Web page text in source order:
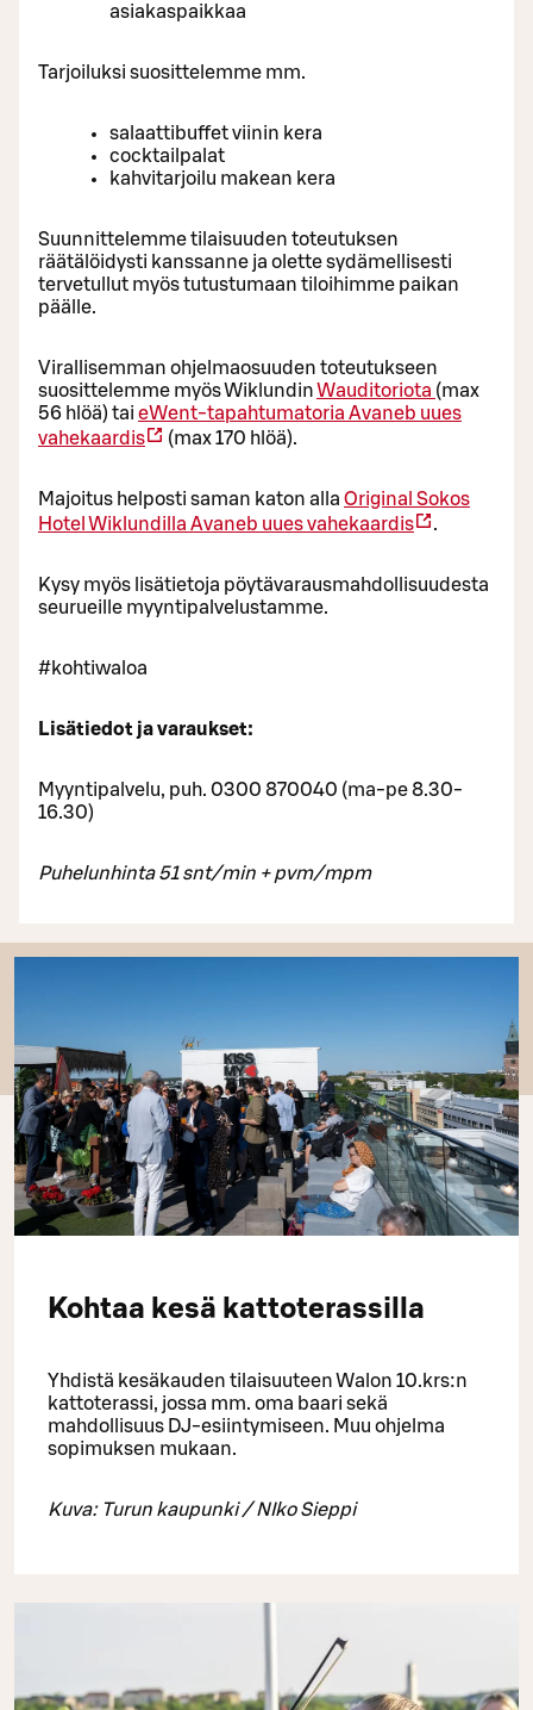
asiakaspaikkaa
Tarjoiluksi suosittelemme mm.
salaattibuffet viinin kera
cocktailpalat
kahvitarjoilu makean kera
Suunnittelemme tilaisuuden toteutuksen
räätälöidysti kanssanne ja olette sydämellisesti
tervetullut myös tutustumaan tiloihimme paikan
päälle.
Virallisemman ohjelmaosuuden toteutukseen
suosittelemme myös Wiklundin Wauditoriota (max
56 hlöä) tai eWent-tapahtumatoria Avaneb uues
vahekaardis
(max 170 hlöä).
Majoitus helposti saman katon alla Original Sokos
Hotel Wiklundilla Avaneb uues vahekaardis .
Kysy myös lisätietoja pöytävarausmahdollisuudesta
seurueille myyntipalvelustamme.
#kohtiwaloa
Lisätiedot ja varaukset:
Myyntipalvelu, puh. 0300 870040 (ma-pe 8.30-
16.30)
Puhelunhinta 51 snt/min + pvm/mpm
Kohtaa kesä kattoterassilla
Yhdistä kesäkauden tilaisuuteen Walon 10.krs:n
kattoterassi, jossa mm. oma baari sekä
mahdollisuus DJ-esiintymiseen. Muu ohjelma
sopimuksen mukaan.
Kuva: Turun kaupunki / NIko Sieppi